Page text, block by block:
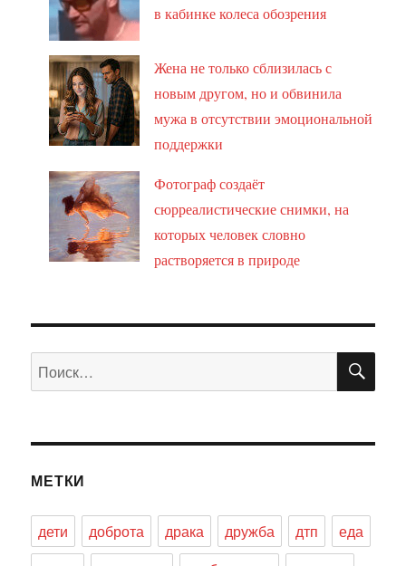
в кабинке колеса обозрения
Жена не только сблизилась с
новым другом, но и обвинила
мужа в отсутствии эмоциональной
поддержки
Фотограф создаёт
сюрреалистические снимки, на
которых человек словно
растворяется в природе
Искать:
МЕТКИ
дети доброта драка дружба дтп
еда